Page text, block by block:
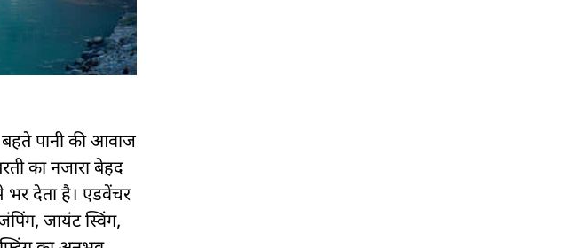
पानी की आवाज
का नजारा बेहद
भर देता है। एडवेंचर
जायंट स्विंग,